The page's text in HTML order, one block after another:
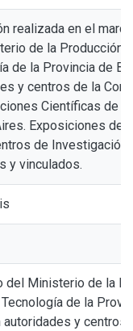
realizada en el
de la Producción,
de la Provincia de
y centros de la
Científicas de
Exposiciones de
de Investigación
y vinculados.
del Ministerio de la
de la
autoridades y centros